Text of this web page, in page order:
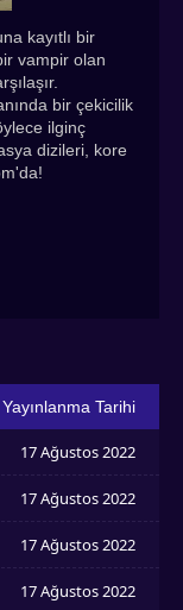
kayıtlı bir
vampir olan
bir çekicilik
ilginç
dizileri, kore
Yayınlanma Tarihi
17 Ağustos 2022
17 Ağustos 2022
17 Ağustos 2022
17 Ağustos 2022